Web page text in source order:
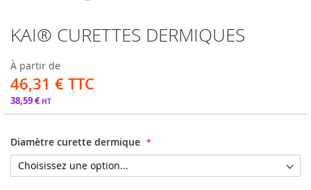
KAI® CURETTES DERMIQUES
À partir de
46,31 €
38,59 €
Diamètre curette dermique
Passer
au
début
de
la
Galerie
d’images